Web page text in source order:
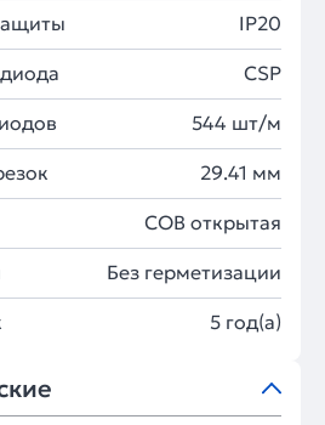
IP20
CSP
544 шт/м
29.41 мм
COB открытая
Без герметизации
5 год(а)